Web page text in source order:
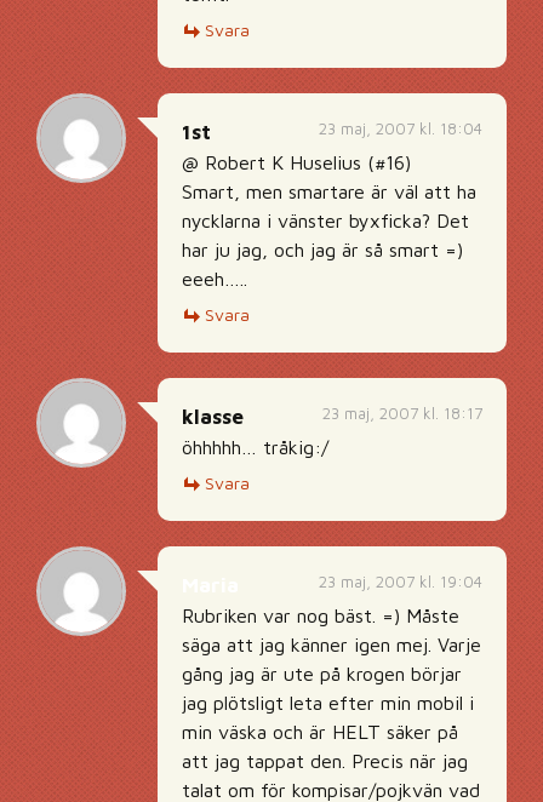
Svara
23 maj, 2007 kl. 18:04
1st
@ Robert K Huselius (#16)
Smart, men smartare är väl att ha
nycklarna i vänster byxficka? Det
har ju jag, och jag är så smart =)
eeeh…..
Svara
23 maj, 2007 kl. 18:17
klasse
öhhhhh… tråkig:/
Svara
23 maj, 2007 kl. 19:04
Rubriken var nog bäst. =) Måste
säga att jag känner igen mej. Varje
gång jag är ute på krogen börjar
jag plötsligt leta efter min mobil i
min väska och är HELT säker på
att jag tappat den. Precis när jag
talat om för kompisar/pojkvän vad